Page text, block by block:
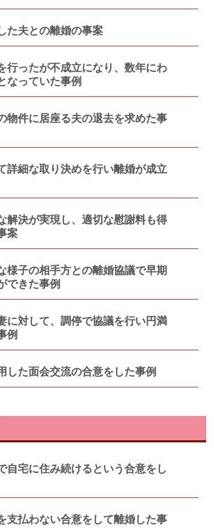
た夫との離婚の事案
行ったが不成立になり、数年にわ
なっていた事例
物件に居座る夫の退去を求めた事
詳細な取り決めを行い離婚が成立
解決が実現し、適切な慰謝料も得
案
様子の相手方との離婚協議で早期
できた事例
に対して、調停で協議を行い円満
例
した面会交流の合意をした事例
自宅に住み続けるという合意をし
支払わない合意をして離婚した事